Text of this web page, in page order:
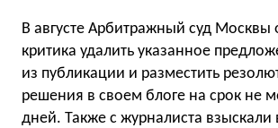
В августе Арбитражный суд Москвы
критика удалить указанное
из публикации и разместить
решения в своем блоге на срок не
дней. Также с журналиста взыскали